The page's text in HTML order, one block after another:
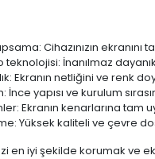
Cihazınızın
İnanılmaz
Ekranın netliğini ve renk
İnce yapısı ve kurulum
Ekranın kenarlarına
Yüksek kaliteli ve çevre
en iyi şekilde korumak ve